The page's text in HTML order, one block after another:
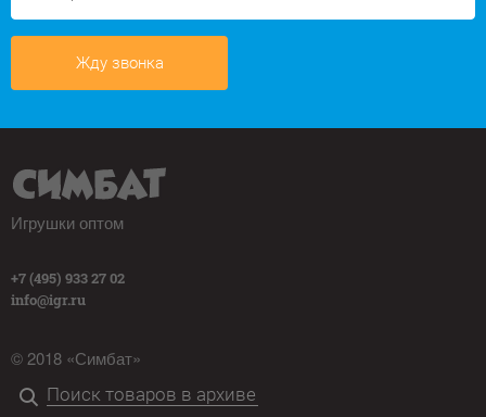
Жду звонка
Игрушки оптом
+7 (495) 933 27 02
info@igr.ru
© 2018 «Симбат»